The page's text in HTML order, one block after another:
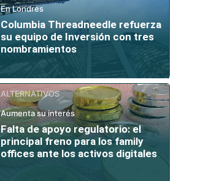
En Londres
Columbia Threadneedle refuerza
su equipo de Inversión con tres
nombramientos
ALTERNATIVOS
Aumenta su interés
Falta de apoyo regulatorio: el
principal freno para los family
offices ante los activos digitales